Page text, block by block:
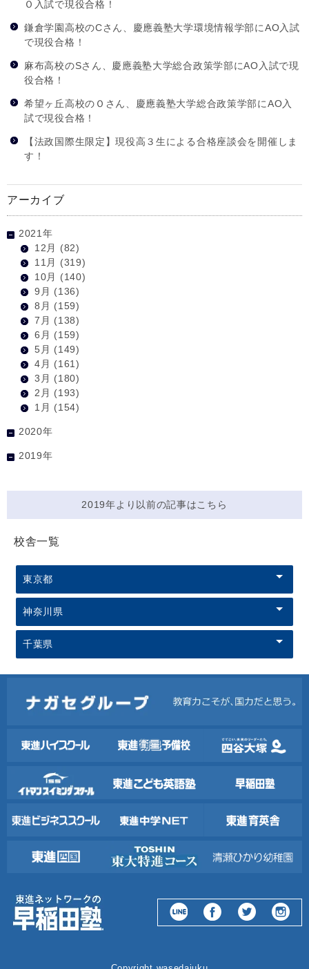
Ｏ入試で現役合格！
鎌倉学園高校のCさん、慶應義塾大学環境情報学部にAO入試
で現役合格！
麻布高校のSさん、慶應義塾大学総合政策学部にAO入試で現
役合格！
希望ヶ丘高校のＯさん、慶應義塾大学総合政策学部にAO入
試で現役合格！
【法政国際生限定】現役高３生による合格座談会を開催しま
す！
アーカイブ
2021年
12月
(82)
11月
(319)
10月
(140)
9月 (136)
8月 (159)
7月 (138)
6月 (159)
5月 (149)
4月 (161)
3月 (180)
2月 (193)
1月 (154)
2020年
2019年
2019年より以前の記事はこちら
校舎一覧
東京都
神奈川県
千葉県